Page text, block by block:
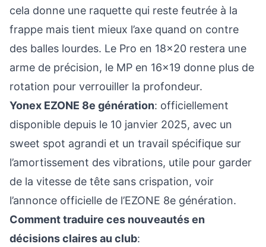
cela donne une raquette qui reste feutrée à la
frappe mais tient mieux l’axe quand on contre
des balles lourdes. Le Pro en 18x20 restera une
arme de précision, le MP en 16x19 donne plus de
rotation pour verrouiller la profondeur.
Yonex EZONE 8e génération: officiellement
disponible depuis le 10 janvier 2025, avec un
sweet spot agrandi et un travail spécifique sur
l’amortissement des vibrations, utile pour garder
de la vitesse de tête sans crispation, voir
l’annonce officielle de l’EZONE 8e génération.
Comment traduire ces nouveautés en
décisions claires au club: